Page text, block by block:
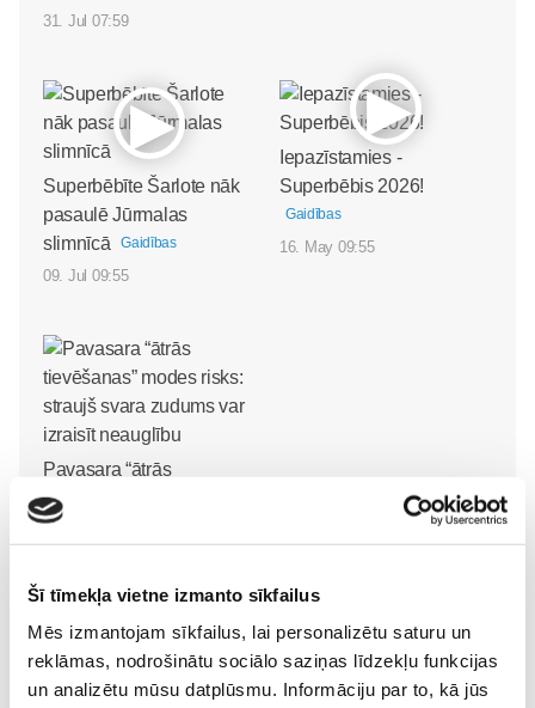
Šī tīmekļa vietne izmanto sīkfailus
Mēs izmantojam sīkfailus, lai personalizētu saturu un
reklāmas, nodrošinātu sociālo saziņas līdzekļu funkcijas
un analizētu mūsu datplūsmu. Informāciju par to, kā jūs
31. Jul 07:59
Superbēbīte Šarlote nāk
pasaulē Jūrmalas
slimnīcā
Gaidības
09. Jul 09:55
Iepazīstamies -
Superbēbis 2026!
Gaidības
16. May 09:55
Pavasara “ātrās
tievēšanas” modes risks:
straujš svara zudums var
08. May 09:34